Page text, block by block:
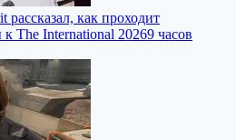
как проходит
The International 20269 часов